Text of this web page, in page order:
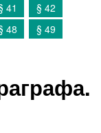
41
§ 42
48
§ 49